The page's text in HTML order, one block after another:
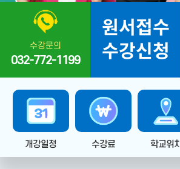
v
t
수강문의
032-772-1199
원서접수
수강신청
개강일정 수강료 학교위치